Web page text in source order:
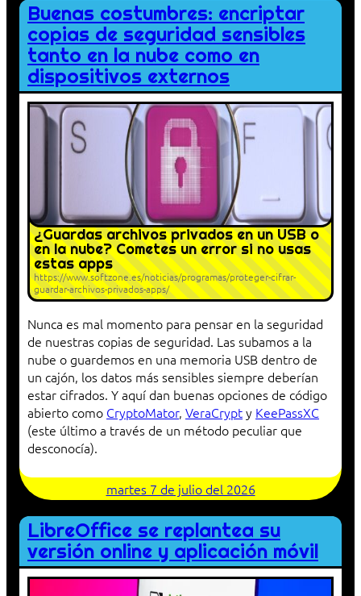
Buenas costumbres: encriptar
copias de seguridad sensibles
tanto en la nube como en
dispositivos externos
¿Guardas archivos privados en un USB o
en la nube? Cometes un error si no usas
estas apps
https://www.softzone.es/noticias/programas/proteger-cifrar-
guardar-archivos-privados-apps/
Nunca es mal momento para pensar en la seguridad
de nuestras copias de seguridad. Las subamos a la
nube o guardemos en una memoria USB dentro de
un cajón, los datos más sensibles siempre deberían
estar cifrados. Y aquí dan buenas opciones de código
abierto como CryptoMator, VeraCrypty KeePassXC
(este último a través de un método peculiar que
desconocía).
martes 7 de julio del 2026
LibreOffice se replantea su
versión online y aplicación móvil